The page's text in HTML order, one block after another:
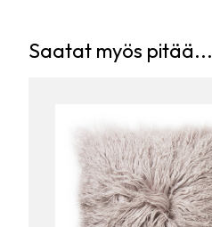
Saatat myös pitää...